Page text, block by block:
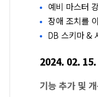
예비 마스터
장애 조치를
DB 스키마 &
2024. 02. 15.
기능 추가 및